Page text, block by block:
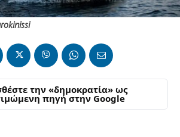
την «δημοκρατία» ως
πηγή στην Google